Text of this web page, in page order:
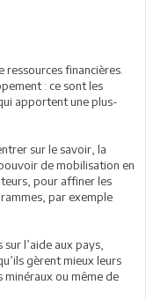
financières.
: ce sont les
apportent une plus-
sur le savoir, la
de mobilisation en
pour affiner les
par exemple
l’aide aux pays,
gèrent mieux leurs
minéraux ou même de